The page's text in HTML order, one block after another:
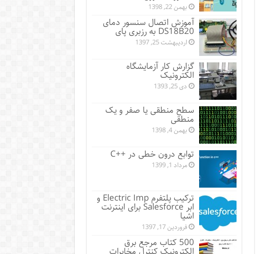
بهمن 22, 1398
آموزش اتصال سنسور دمای
DS18B20 به رزبری پای
اردیبهشت 25, 1397
گزارش کار آزمایشگاه
الکترونیک
دی 25, 1393
سطح منطقی یا صفر و یک
منطقی
بهمن 4, 1398
توابع درون خطی در ++C
مرداد 1, 1399
ترکیب پلتفرم Electric Imp و
ابر Salesforce برای اینترنت
اشیا
فروردین 17, 1397
500 کتاب مرجع برق